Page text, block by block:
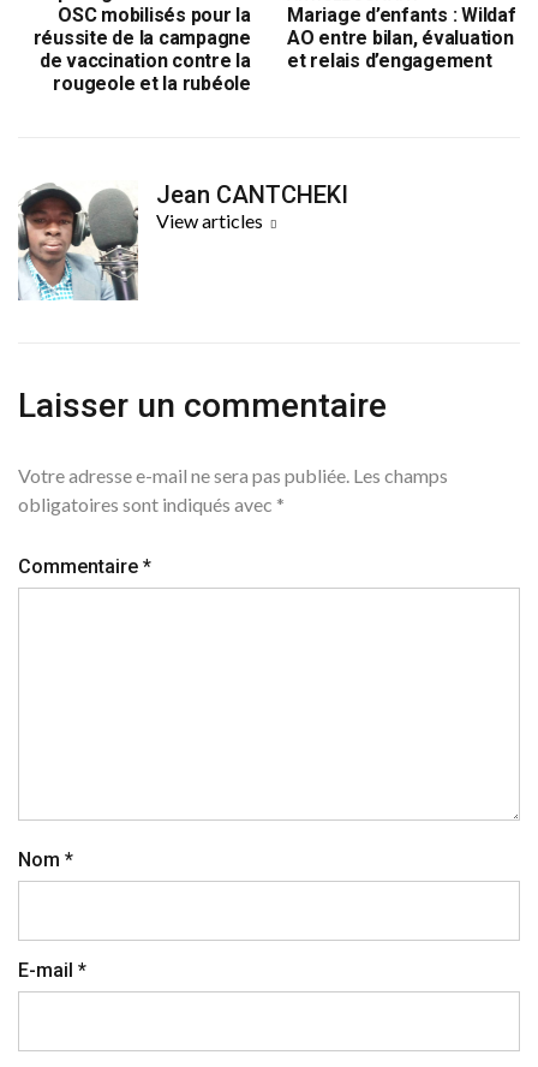
OSC mobilisés pour la
réussite de la campagne
de vaccination contre la
rougeole et la rubéole
Mariage d’enfants : Wildaf
AO entre bilan, évaluation
et relais d’engagement
Jean CANTCHEKI
View articles
Laisser un commentaire
Votre adresse e-mail ne sera pas publiée. Les champs
obligatoires sont indiqués avec *
Commentaire *
Nom *
E-mail *